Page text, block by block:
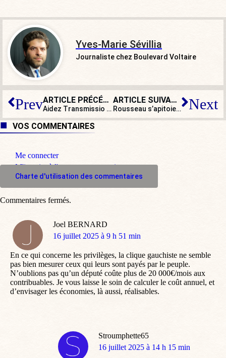
Yves-Marie Sévillia
Journaliste chez Boulevard Voltaire
Prev ARTICLE PRÉCÉDENT
Aidez Transmissio et participez à la reconstruction de notre civilisation
ARTICLE SUIVANT
Rousseau s’apitoie sur les émeutiers mais « n’en a rien à péter », des agriculteurs Next
VOS COMMENTAIRES
Me connecter
M'inscrire à l'espace commentaire
Charte d'utilisation des commentaires
Joel BERNARD
dit
16 juillet 2025 à 9 h 51 min
En ce qui concerne les privilèges, la clique gauchiste ne semble
pas bien mesurer ceux qui leurs sont payés par le peuple.
N’oublions pas qu’un député coûte plus de 20 000€/mois aux
contribuables. Je vous laisse le soin de calculer le coût annuel, et
d’envisager les économies, là aussi, réalisables.
Stroumphette65
dit
16 juillet 2025 à 14 h 15 min
Commentaires fermés.